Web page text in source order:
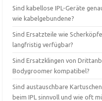
Sind kabellose IPL-Geräte
wie kabelgebundene?
Sind Ersatzteile wie
langfristig verfügbar?
Sind Ersatzklingen von
Bodygroomer kompatibel?
Sind austauschbare
beim IPL sinnvoll und wie oft